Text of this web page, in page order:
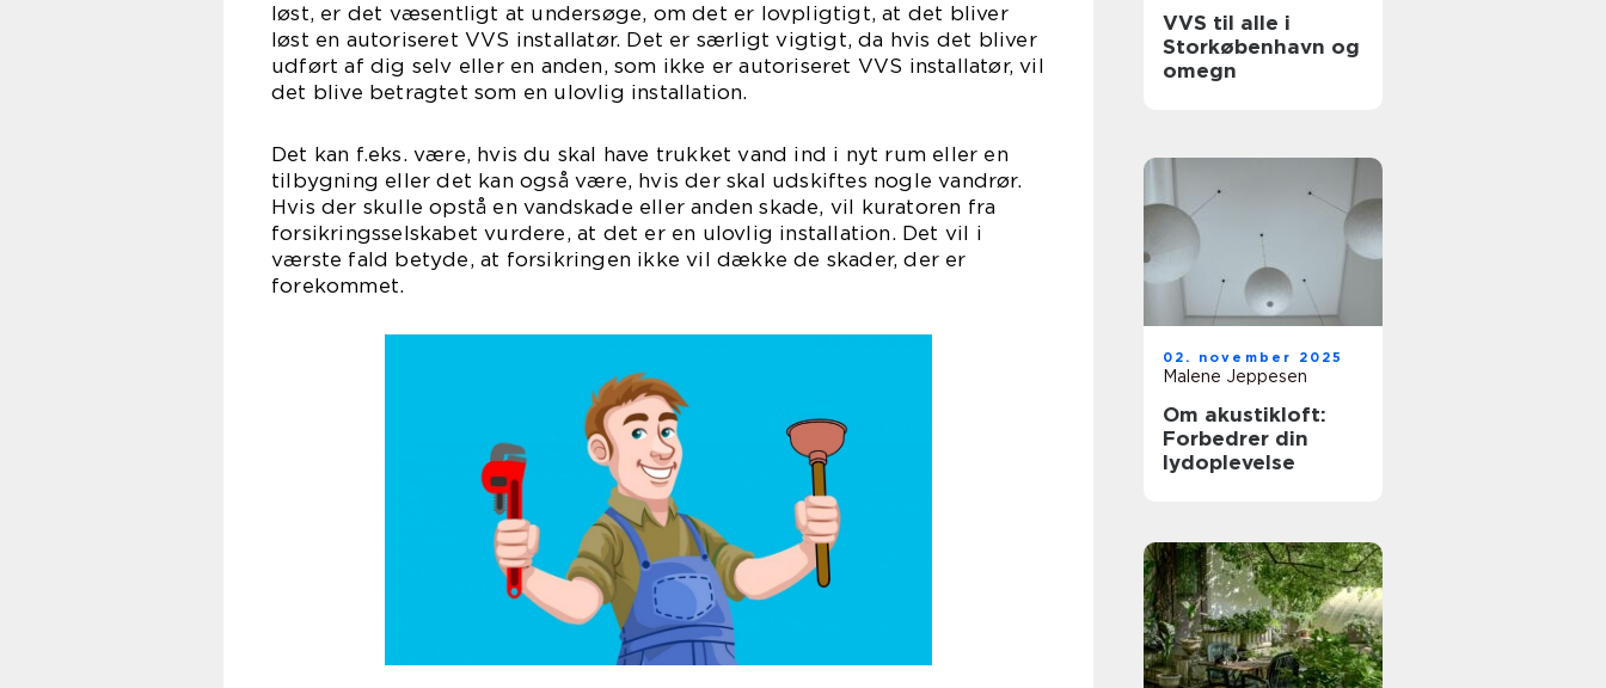
løst, er det væsentligt at undersøge, om det er lovpligtigt, at det bliver
løst en autoriseret VVS installatør. Det er særligt vigtigt, da hvis det bliver
udført af dig selv eller en anden, som ikke er autoriseret VVS installatør, vil
det blive betragtet som en ulovlig installation.
Det kan f.eks. være, hvis du skal have trukket vand ind i nyt rum eller en
tilbygning eller det kan også være, hvis der skal udskiftes nogle vandrør.
Hvis der skulle opstå en vandskade eller anden skade, vil kuratoren fra
forsikringsselskabet vurdere, at det er en ulovlig installation. Det vil i
værste fald betyde, at forsikringen ikke vil dække de skader, der er
forekommet.
VVS til alle i
Storkøbenhavn og
omegn
02. november 2025
Malene Jeppesen
Om akustikloft:
Forbedrer din
lydoplevelse